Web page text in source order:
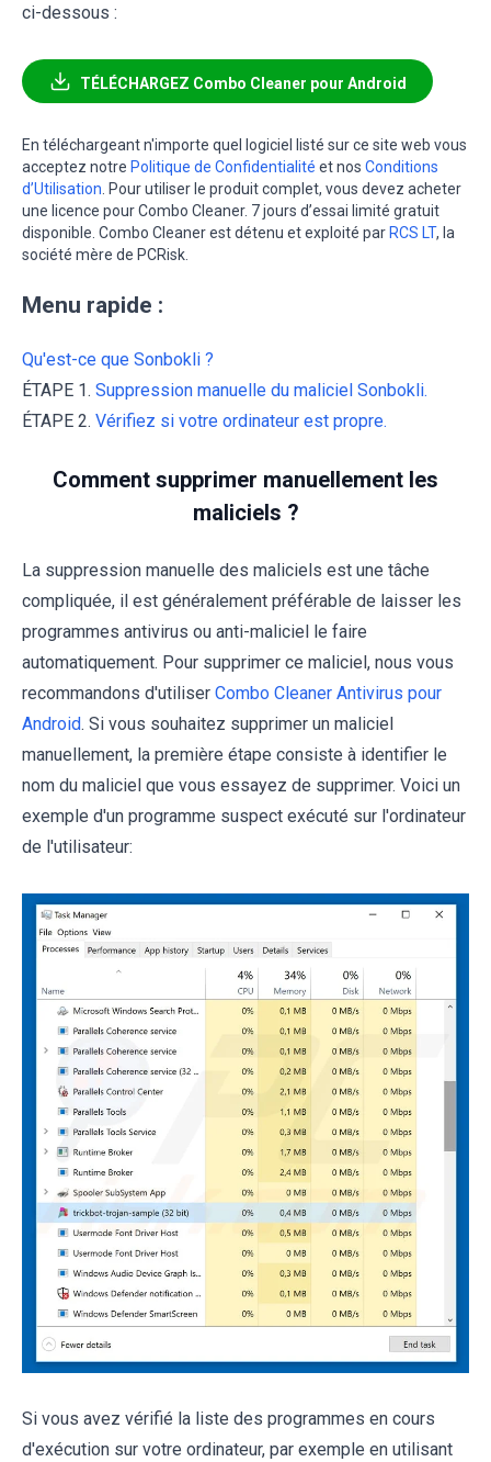
ci-dessous :
TÉLÉCHARGEZ Combo Cleaner pour Android
En téléchargeant n'importe quel logiciel listé sur ce site web vous
acceptez notre Politique de Confidentialité et nos Conditions
d’Utilisation . Pour utiliser le produit complet, vous devez acheter
une licence pour Combo Cleaner. 7 jours d’essai limité gratuit
disponible. Combo Cleaner est détenu et exploité par RCS LT, la
société mère de PCRisk.
Menu rapide :
Qu'est-ce que Sonbokli ?
ÉTAPE 1. Suppression manuelle du maliciel Sonbokli.
ÉTAPE 2. Vérifiez si votre ordinateur est propre.
Comment supprimer manuellement les
maliciels ?
La suppression manuelle des maliciels est une tâche
compliquée, il est généralement préférable de laisser les
programmes antivirus ou anti-maliciel le faire
automatiquement. Pour supprimer ce maliciel, nous vous
recommandons d'utiliser Combo Cleaner Antivirus pour
Android. Si vous souhaitez supprimer un maliciel
manuellement, la première étape consiste à identifier le
nom du maliciel que vous essayez de supprimer. Voici un
exemple d'un programme suspect exécuté sur l'ordinateur
de l'utilisateur:
Si vous avez vérifié la liste des programmes en cours
d'exécution sur votre ordinateur, par exemple en utilisant